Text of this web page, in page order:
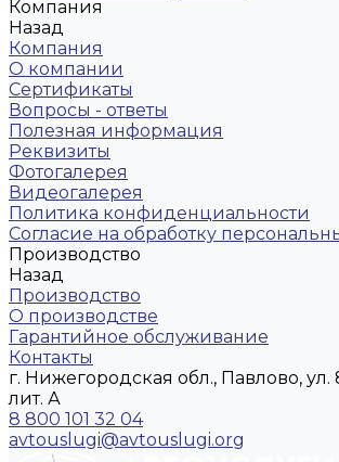
Компания
Назад
Компания
О компании
Сертификаты
Вопросы - ответы
Полезная информация
Реквизиты
Фотогалерея
Видеогалерея
Политика конфиденциальности
Согласие на обработку
Производство
Назад
Производство
О производстве
Гарантийное обслуживание
Контакты
г. Нижегородская обл., Павлово, ул.
лит. А
8 800 101 32 04
avtouslugi@avtouslugi.org